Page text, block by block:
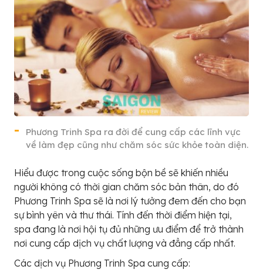
Phương Trinh Spa ra đời để cung cấp các lĩnh vực
về làm đẹp cũng như chăm sóc sức khỏe toàn diện.
Hiểu được trong cuộc sống bộn bề sẽ khiến nhiều
người không có thời gian chăm sóc bản thân, do đó
Phương Trinh Spa sẽ là nơi lý tưởng đem đến cho bạn
sự bình yên và thư thái. Tính đến thời điểm hiện tại,
spa đang là nơi hội tụ đủ những ưu điểm để trở thành
nơi cung cấp dịch vụ chất lượng và đẳng cấp nhất.
Các dịch vụ Phương Trinh Spa cung cấp: